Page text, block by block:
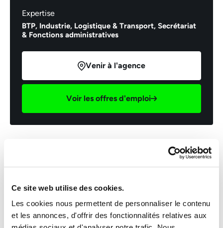
Ce site web utilise des cookies.
Les cookies nous permettent de personnaliser le contenu
et les annonces, d'offrir des fonctionnalités relatives aux
Expertise
BTP, Industrie, Logistique & Transport, Secrétariat
& Fonctions administratives
Venir à l'agence
Voir les offres d'emploi
Envoyer cette offre par email
INTERIM
Email *